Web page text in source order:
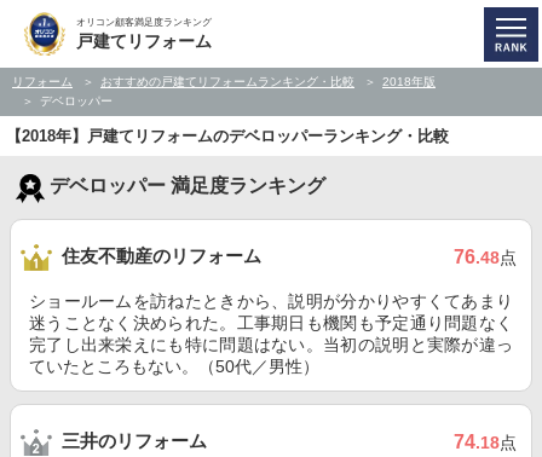
オリコン顧客満足度ランキング
戸建てリフォーム
リフォーム おすすめの戸建てリフォームランキング・比較
2018年版
デベロッパー
【2018年】戸建てリフォームのデベロッパーランキング・比較
デベロッパー 満足度ランキング
住友不動産のリフォーム 76.48点
ショールームを訪ねたときから、説明が分かりやすくてあまり
迷うことなく決められた。工事期日も機関も予定通り問題なく
完了し出来栄えにも特に問題はない。当初の説明と実際が違っ
ていたところもない。（50代／男性）
三井のリフォーム 74.18点